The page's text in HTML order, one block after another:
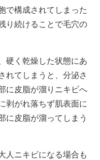
で構成されてしまった
り続けることで毛穴の
硬く乾燥した状態にあ
れてしまうと、分泌さ
に皮脂が溜りニキビへ
剥がれ落ちず肌表面に
に皮脂が溜ってしまう
人ニキビになる場合も